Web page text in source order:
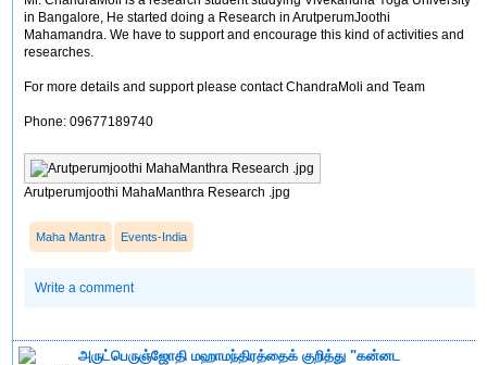
in Bangalore, He started doing a Research in ArutperumJoothi
Mahamandra. We have to support and encourage this kind of activities and
researches.
For more details and support please contact ChandraMoli and Team
Phone: 09677189740
Arutperumjoothi MahaManthra Research .jpg
Maha Mantra Events-India
Write a comment
அருட்பெருஞ்ஜோதி மஹாமந்திரத்தைக் குறித்து "கன்னட